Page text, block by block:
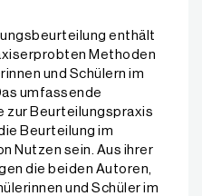
enthält
Methoden
und Schülern im
umfassende
zur Beurteilungspraxis
Beurteilung im
Nutzen sein. Aus ihrer
die beiden Autoren,
und Schüler im